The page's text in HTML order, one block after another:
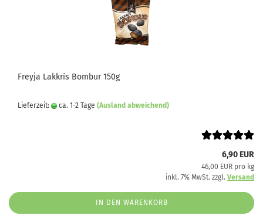
Freyja Lakkrís Bombur 150g
Lieferzeit: ca. 1-2 Tage (Ausland abweichend)
6,90 EUR
46,00 EUR pro kg
inkl. 7% MwSt. zzgl. Versand
IN DEN WARENKORB